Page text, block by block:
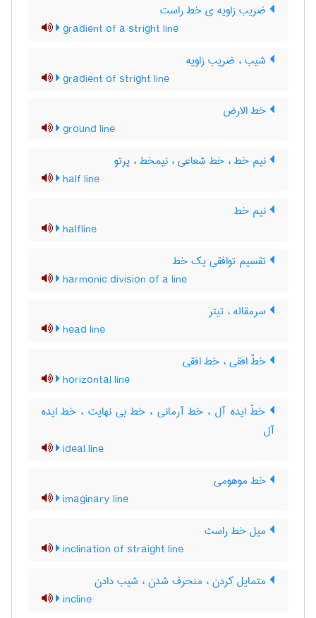
ضریب زاویه ی خط راست
gradient of a stright line
شیب ، ضریب زاویه
gradient of stright line
خط الارض
ground line
نیم خط ، خط شعاعی ، نیمخط ، پرتو
half line
نیم خط
halfline
تقسیم توافقی یک خط
harmonic division of a line
سرمقاله ، تیتر
head line
خطّ افقی ، خط افقی
horizontal line
خطّ ایده آل ، خط آرمانی ، خط بی نهایت ، خط ایده
آل
ideal line
خط موهومی
imaginary line
میل خط راست
inclination of straight line
متمایل کردن ، منحرف شدن ، شیب دادن
incline